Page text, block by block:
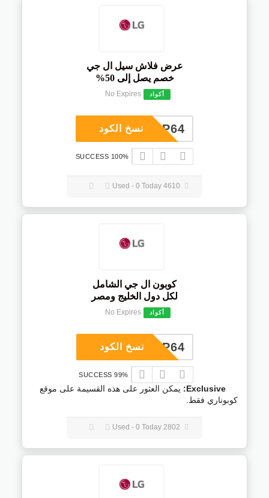
عرض فلاش سيل ال جي
خصم يصل إلى 50%
أكواد No Expires
COUP64نسخ الكود
100% SUCCESS
كوبون ال جي الشامل
لكل دول الخليج ومصر
أكواد No Expires
COUP64نسخ الكود
99% SUCCESS
Exclusive:
يمكن العثور على هذه القسيمة على موقع
كوبوناري فقط.